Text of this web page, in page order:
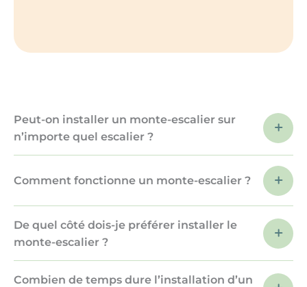
Peut-on installer un monte-escalier sur
n’importe quel escalier ?
Comment fonctionne un monte-escalier ?
De quel côté dois-je préférer installer le
monte-escalier ?
Combien de temps dure l’installation d’un